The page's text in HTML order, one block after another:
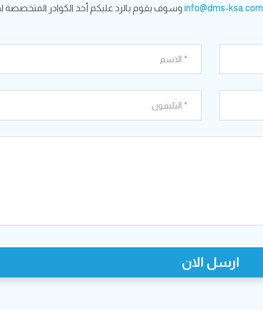
info@dms-ksa.com وسوف يقوم بالرد عليكم أحد الكوادر المتخصصة
ارسل الان